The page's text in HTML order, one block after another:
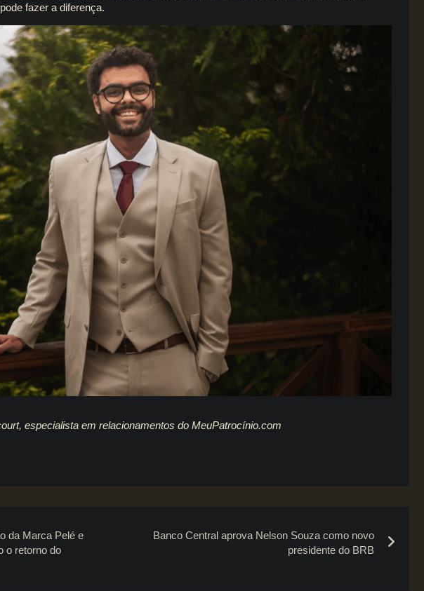
fazer a diferença.
especialista em relacionamentos do MeuPatrocínio.com
da Marca Pelé e
o retorno do
Banco Central aprova Nelson Souza como novo
presidente do BRB